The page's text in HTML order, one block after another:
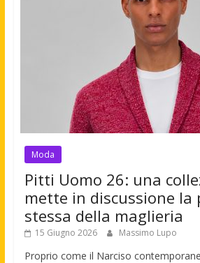
Moda
Pitti Uomo 26: una
mette in discussione la
stessa della maglieria
15 Giugno 2026 Massimo Lupo
Proprio come il Narciso